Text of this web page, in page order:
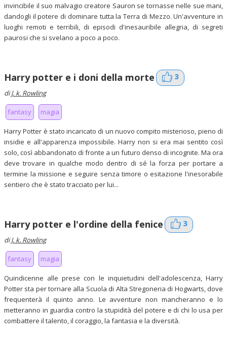
invincibile il suo malvagio creatore Sauron se tornasse nelle sue mani,
dandogli il potere di dominare tutta la Terra di Mezzo. Un'avventure in
luoghi remoti e terribili, di episodi d'inesauribile allegria, di segreti
paurosi che si svelano a poco a poco.
Harry potter e i doni della morte 3
diJ. k. Rowling
fantasy magia
Harry Potter è stato incaricato di un nuovo compito misterioso, pieno di
insidie e all'apparenza impossibile. Harry non si era mai sentito così
solo, così abbandonato di fronte a un futuro denso di incognite. Ma ora
deve trovare in qualche modo dentro di sé la forza per portare a
termine la missione e seguire senza timore o esitazione l'inesorabile
sentiero che è stato tracciato per lui...
Harry potter e l'ordine della fenice 3
diJ. k. Rowling
fantasy magia
Quindicenne alle prese con le inquietudini dell'adolescenza, Harry
Potter sta per tornare alla Scuola di Alta Stregoneria di Hogwarts, dove
frequenterà il quinto anno. Le avventure non mancheranno e lo
metteranno in guardia contro la stupidità del potere e di chi lo usa per
combattere il talento, il coraggio, la fantasia e la diversità.